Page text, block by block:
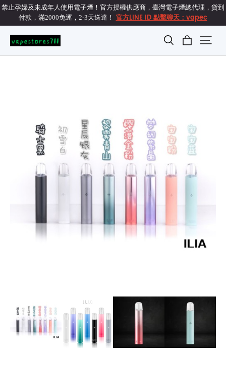
禁止孕婦及未成年人使用電子煙！官方授權供應商，臺灣電子煙總代理，貨到
付款，滿2000免運，2-3天送達！ 官方LINE ID 點擊聊天：vapec